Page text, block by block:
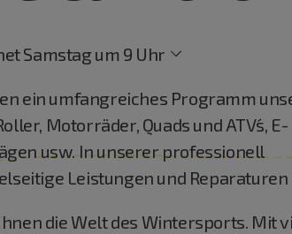
Samstag um 9 Uhr
ein umfangreiches Programm
Motorräder, Quads und ATV´s, E-
usw. In unserer professionell
Leistungen und
die Welt des Wintersports. Mit